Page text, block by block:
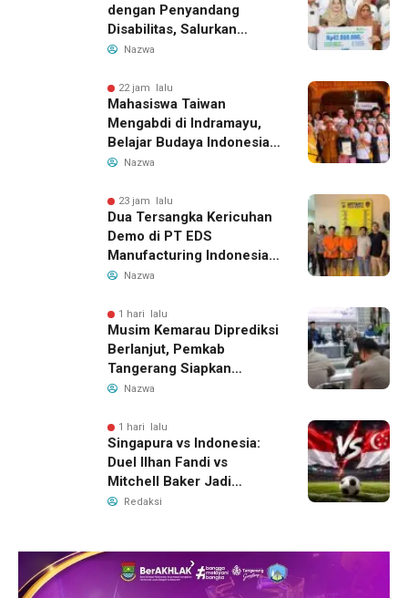
dengan Penyandang
Disabilitas, Salurkan
Bantuan dan Tampung
Nazwa
22 jam lalu
Mahasiswa Taiwan
Mengabdi di Indramayu,
Belajar Budaya Indonesia
dan Edukasi Pekerja
Nazwa
23 jam lalu
Dua Tersangka Kericuhan
Demo di PT EDS
Manufacturing Indonesia
Ditahan, Polda Banten
Pengelolaan Limbah
Nazwa
1 hari lalu
Musim Kemarau Diprediksi
Berlanjut, Pemkab
Tangerang Siapkan
Langkah Antisipasi Krisis
Nazwa
1 hari lalu
Singapura vs Indonesia:
Duel Ilhan Fandi vs
Mitchell Baker Jadi
Sorotan di Piala AFF 2026
Redaksi